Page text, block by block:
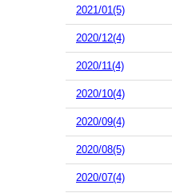
2021/01(5)
2020/12(4)
2020/11(4)
2020/10(4)
2020/09(4)
2020/08(5)
2020/07(4)